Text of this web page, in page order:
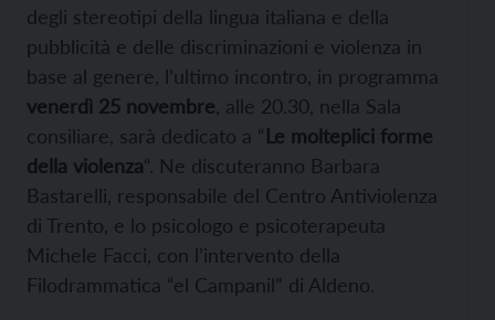
degli stereotipi della lingua italiana e della
pubblicità e delle discriminazioni e violenza in
base al genere, l’ultimo incontro, in programma
venerdì 25 novembre , alle 20.30, nella Sala
consiliare, sarà dedicato a “Le molteplici forme
della violenza“. Ne discuteranno Barbara
Bastarelli, responsabile del Centro Antiviolenza
di Trento, e lo psicologo e psicoterapeuta
Michele Facci, con l’intervento della
Filodrammatica “el Campanil” di Aldeno.